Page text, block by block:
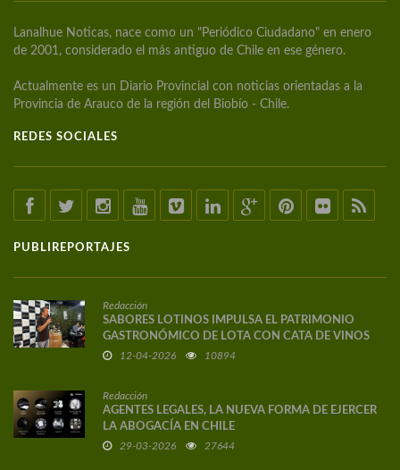
Lanalhue Noticas, nace como un "Periódico Ciudadano" en enero
de 2001, considerado el más antiguo de Chile en ese género.
Actualmente es un Diario Provincial con noticias orientadas a la
Provincia de Arauco de la región del Biobío - Chile.
REDES SOCIALES
PUBLIREPORTAJES
Redacción
SABORES LOTINOS IMPULSA EL PATRIMONIO
GASTRONÓMICO DE LOTA CON CATA DE VINOS
DE AUTOR
12-04-2026 10894
Redacción
AGENTES LEGALES, LA NUEVA FORMA DE EJERCER
LA ABOGACÍA EN CHILE
29-03-2026 27644